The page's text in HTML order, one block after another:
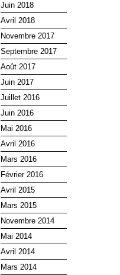
Juin 2018
Avril 2018
Novembre 2017
Septembre 2017
Août 2017
Juin 2017
Juillet 2016
Juin 2016
Mai 2016
Avril 2016
Mars 2016
Février 2016
Avril 2015
Mars 2015
Novembre 2014
Mai 2014
Avril 2014
Mars 2014